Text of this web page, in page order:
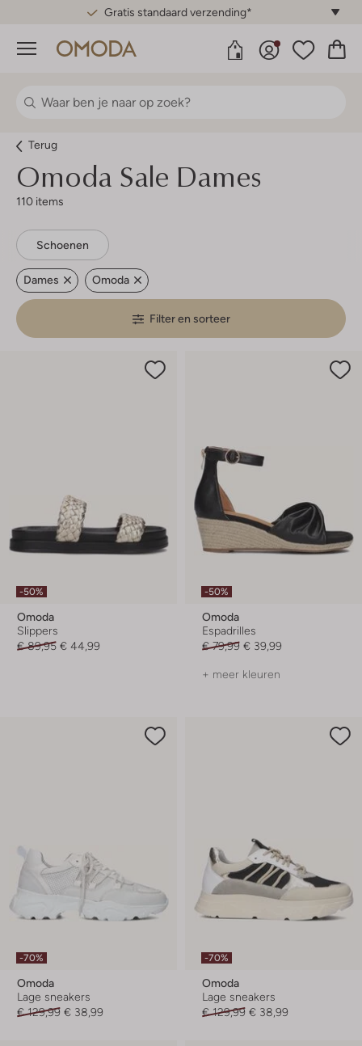
Gratis standaard verzending*
Menu
Terug
Omoda Sale Dames
110 items
Schoenen
Dames Omoda
Filter en sorteer
-50%
Omoda
Slippers
€ 89,95 € 44,99
-50%
Omoda
Espadrilles
€ 79,99 € 39,99
+ meer kleuren
-70%
Omoda
Lage sneakers
€ 129,99 € 38,99
-70%
Omoda
Lage sneakers
€ 129,99 € 38,99